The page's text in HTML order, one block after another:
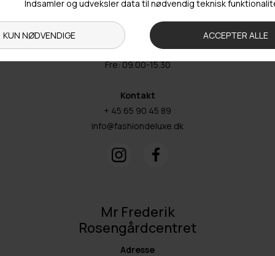
Man-Ons: 09.00-15.30
Tors: 09.00-17.00
Fre: 09.00-15.30
Kontakt
+ 45 65 90 45 89
info@fashiondeluxe.dk
Mr Frederik
Rosengårdcentret
Adresse